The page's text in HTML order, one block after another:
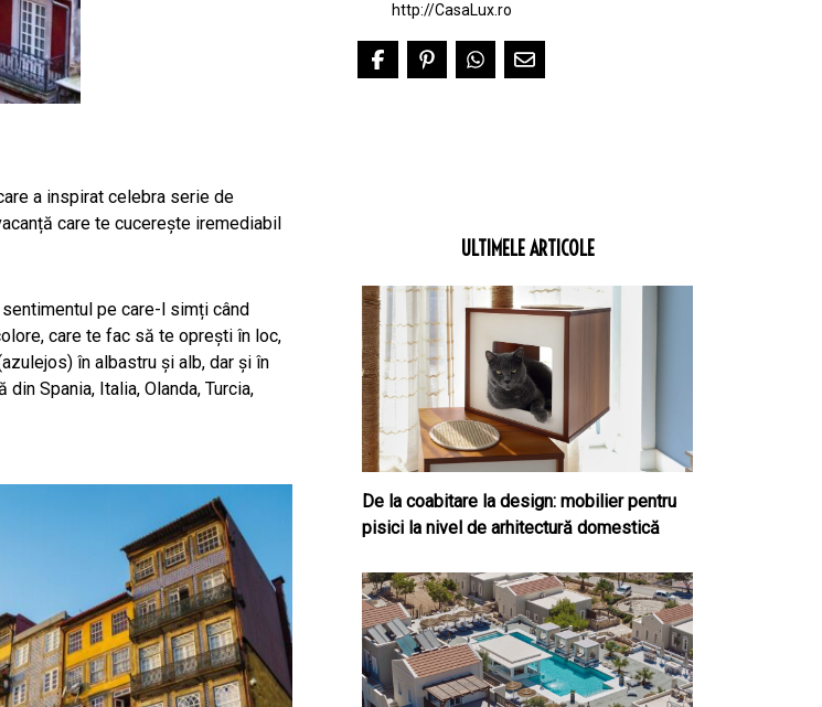
http://CasaLux.ro
a inspirat celebra serie de
care te cucerește iremediabil
pe care-l simți când
care te fac să te oprești în loc,
în albastru și alb, dar și în
Spania, Italia, Olanda, Turcia,
ULTIMELE ARTICOLE
De la coabitare la design: mobilier pentru
pisici la nivel de arhitectură domestică